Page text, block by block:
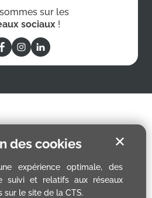
des cookies
expérience optimale, des
suivi et relatifs aux réseaux
sur le site de la CTS.
✕
sur les
sociaux !